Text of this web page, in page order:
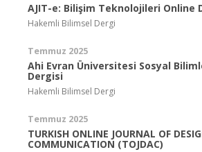
AJIT-e: Bilişim Teknolojileri Online
Hakemli Bilimsel Dergi
Temmuz 2025
Ahi Evran Üniversitesi Sosyal
Dergisi
Hakemli Bilimsel Dergi
Temmuz 2025
TURKISH ONLINE JOURNAL OF
COMMUNICATION (TOJDAC)